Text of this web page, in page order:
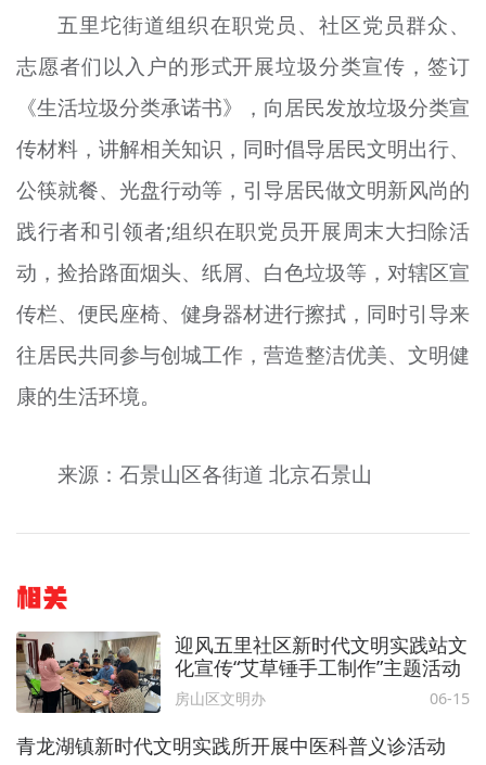
五里坨街道组织在职党员、社区党员群众、
志愿者们以入户的形式开展垃圾分类宣传，签订
《生活垃圾分类承诺书》，向居民发放垃圾分类宣
传材料，讲解相关知识，同时倡导居民文明出行、
公筷就餐、光盘行动等，引导居民做文明新风尚的
践行者和引领者;组织在职党员开展周末大扫除活
动，捡拾路面烟头、纸屑、白色垃圾等，对辖区宣
传栏、便民座椅、健身器材进行擦拭，同时引导来
往居民共同参与创城工作，营造整洁优美、文明健
康的生活环境。
来源：石景山区各街道 北京石景山
相关
迎风五里社区新时代文明实践站文
化宣传“艾草锤手工制作”主题活动
房山区文明办 06-15
青龙湖镇新时代文明实践所开展中医科普义诊活动